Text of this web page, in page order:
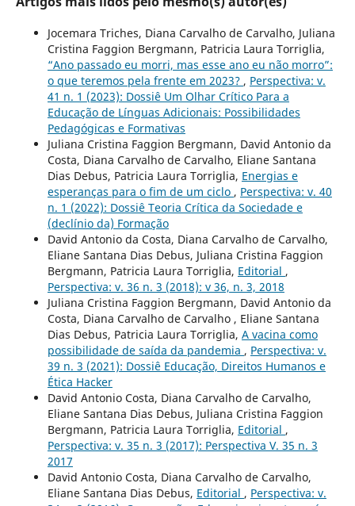
Jocemara Triches, Diana Carvalho de Carvalho, Juliana
Cristina Faggion Bergmann, Patricia Laura Torriglia,
“Ano passado eu morri, mas esse ano eu não morro”:
o que teremos pela frente em 2023? , Perspectiva: v.
41 n. 1 (2023): Dossiê Um Olhar Crítico Para a
Educação de Línguas Adicionais: Possibilidades
Pedagógicas e Formativas
Juliana Cristina Faggion Bergmann, David Antonio da
Costa, Diana Carvalho de Carvalho, Eliane Santana
Dias Debus, Patricia Laura Torriglia, Energias e
esperanças para o fim de um ciclo , Perspectiva: v. 40
n. 1 (2022): Dossiê Teoria Crítica da Sociedade e
(declínio da) Formação
David Antonio da Costa, Diana Carvalho de Carvalho,
Eliane Santana Dias Debus, Juliana Cristina Faggion
Bergmann, Patricia Laura Torriglia, Editorial ,
Perspectiva: v. 36 n. 3 (2018): v 36, n. 3, 2018
Juliana Cristina Faggion Bergmann, David Antonio da
Costa, Diana Carvalho de Carvalho , Eliane Santana
Dias Debus, Patricia Laura Torriglia, A vacina como
possibilidade de saída da pandemia , Perspectiva: v.
39 n. 3 (2021): Dossiê Educação, Direitos Humanos e
Ética Hacker
David Antonio Costa, Diana Carvalho de Carvalho,
Eliane Santana Dias Debus, Juliana Cristina Faggion
Bergmann, Patricia Laura Torriglia, Editorial ,
Perspectiva: v. 35 n. 3 (2017): Perspectiva V. 35 n. 3
2017
David Antonio Costa, Diana Carvalho de Carvalho,
Eliane Santana Dias Debus, Editorial , Perspectiva: v.